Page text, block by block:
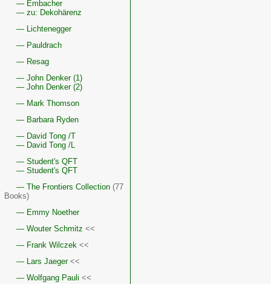
— Embacher
— zu: Dekohärenz
— Lichtenegger
— Pauldrach
— Resag
— John Denker (1)
— John Denker (2)
— Mark Thomson
— Barbara Ryden
— David Tong /T
— David Tong /L
— Student's QFT
— Student's QFT
— The Frontiers Collection (77
Books)
— Emmy Noether
— Wouter Schmitz <<
— Frank Wilczek <<
— Lars Jaeger<<
— Wolfgang Pauli <<